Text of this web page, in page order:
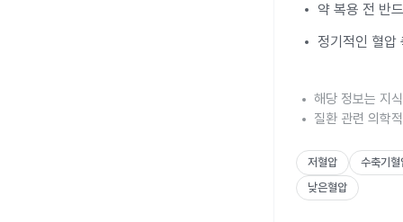
약 복용 전 반
정기적인 혈압
해당 정보는 지
질환 관련 의학
저혈압
수축기혈
낮은혈압